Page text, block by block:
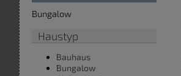
Bungalow
Haustyp
Bauhaus
Bungalow